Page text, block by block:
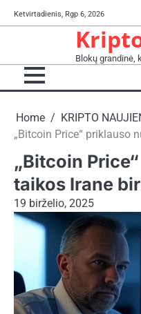
to
Ketvirtadienis, Rgp 6, 2026
Blokų grandinė,
Home
KRIPTO
„Bitcoin Price“ priklauso
„Bitcoin
taikos Irane
19 birželio, 2025